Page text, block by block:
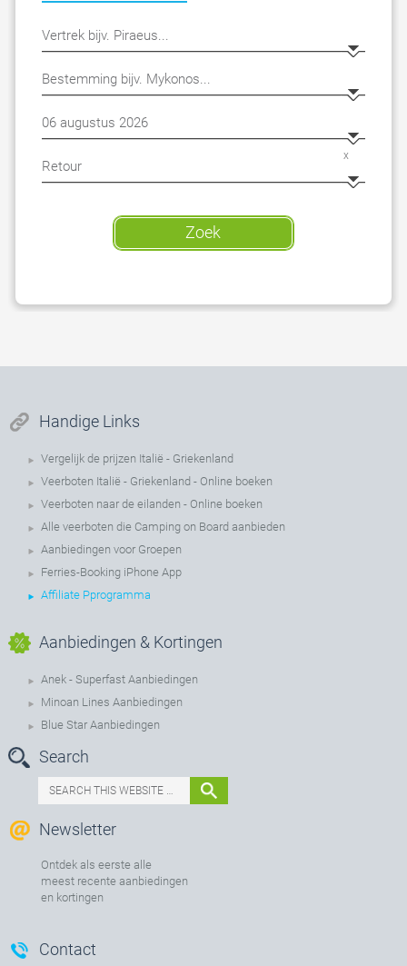
x
Zoek
Handige Links
Vergelijk de prijzen Italië - Griekenland
Veerboten Italië - Griekenland - Online boeken
Veerboten naar de eilanden - Online boeken
Alle veerboten die Camping on Board aanbieden
Aanbiedingen voor Groepen
Ferries-Booking iPhone App
Affiliate Pprogramma
Aanbiedingen & Kortingen
Anek - Superfast Aanbiedingen
Minoan Lines Aanbiedingen
Blue Star Aanbiedingen
Search
Newsletter
Ontdek als eerste alle
meest recente aanbiedingen
en kortingen
Contact